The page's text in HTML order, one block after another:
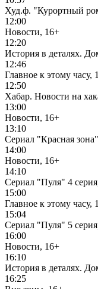
Худ.ф. "Курортный
12:00
Новости, 16+
12:20
История в деталях.
12:46
Главное к этому часу,
12:50
Хабар. Новости на
13:00
Новости, 16+
13:10
Сериал "Красная
14:00
Новости, 16+
14:10
Сериал "Пуля" 4
15:00
Главное к этому часу,
15:04
Сериал "Пуля" 5
16:00
Новости, 16+
16:10
История в деталях.
16:25